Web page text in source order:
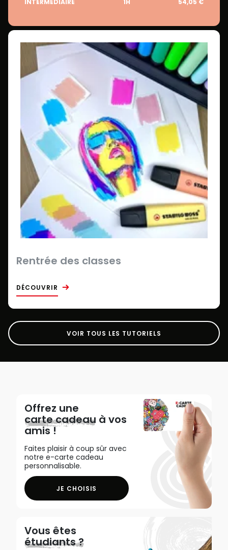
INTERMÉDIAIRE 1H 54,05 €
Rentrée des classes
DÉCOUVRIR
VOIR TOUS LES TUTORIELS
Offrez une
carte cadeau à vos
amis !
Faites plaisir à coup sûr avec
notre e-carte cadeau
personnalisable.
JE CHOISIS
Vous êtes
étudiants ?